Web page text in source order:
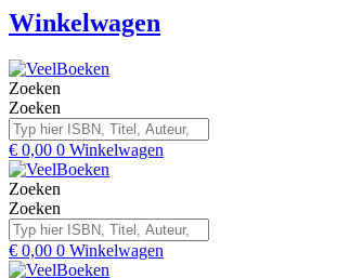
Winkelwagen
Zoeken
Zoeken
€ 0,00 0 Winkelwagen
Zoeken
Zoeken
€ 0,00 0 Winkelwagen